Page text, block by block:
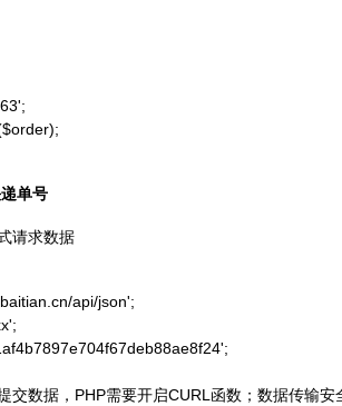
单号
请求数据
api/json';
交数据，PHP需要开启CURL函数；数据传输安